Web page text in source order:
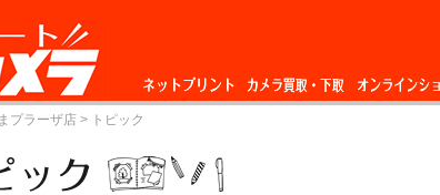
ネットプリント
カメラ買取・下
オンラインシ
プラーザ店 > トピック